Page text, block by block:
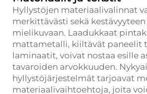
Hyllystöjen materiaalivalinnat
merkittävästi sekä
mielikuvaan. Laadukkaat
mattametalli, kiiltävät paneelit
laminaatit, voivat nostaa esille
tavaroiden arvokkuuden.
hyllystöjärjestelmät tarjoavat
materiaalivaihtoehtoja, joita